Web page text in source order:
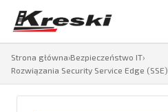
Strona główna›Bezpieczeństwo IT›
Rozwiązania Security Service Edge (SSE)